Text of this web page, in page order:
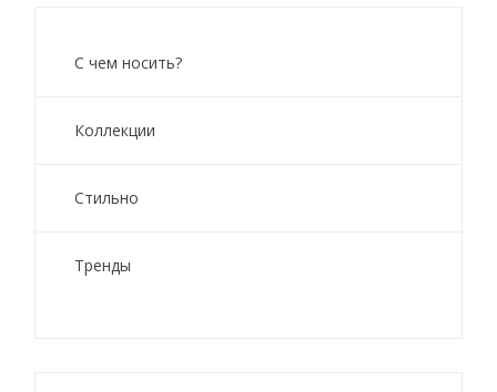
С чем носить?
Коллекции
Стильно
Тренды